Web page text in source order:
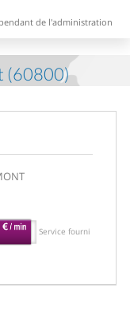
de l'administration
(60800)
Service fourni